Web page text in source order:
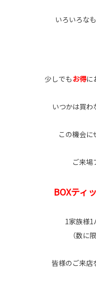
いろいろな
少しでも お得に
いつかは買わ
この機会に
ご来場
BOXティ
1家族様1
（数に
皆様のご来店